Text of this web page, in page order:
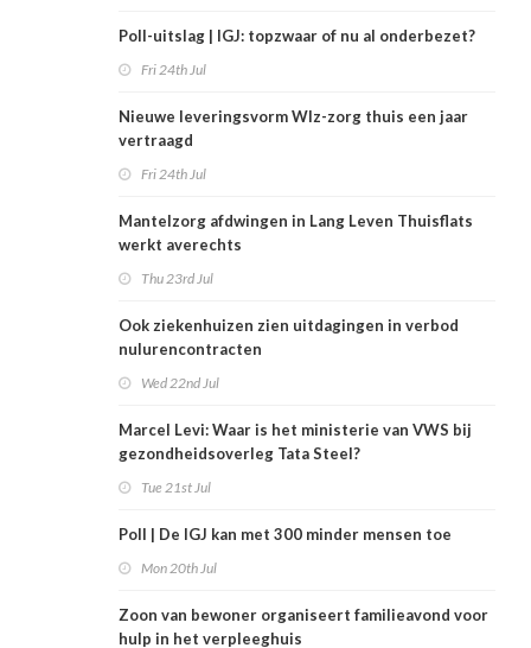
Poll-uitslag | IGJ: topzwaar of nu al onderbezet?
Fri 24th Jul
Nieuwe leveringsvorm Wlz-zorg thuis een jaar
vertraagd
Fri 24th Jul
Mantelzorg afdwingen in Lang Leven Thuisflats
werkt averechts
Thu 23rd Jul
Ook ziekenhuizen zien uitdagingen in verbod
nulurencontracten
Wed 22nd Jul
Marcel Levi: Waar is het ministerie van VWS bij
gezondheidsoverleg Tata Steel?
Tue 21st Jul
Poll | De IGJ kan met 300 minder mensen toe
Mon 20th Jul
Zoon van bewoner organiseert familieavond voor
hulp in het verpleeghuis